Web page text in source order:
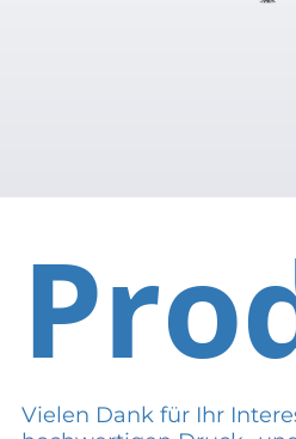
Vielen Dank für Ihr